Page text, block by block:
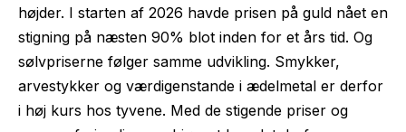
højder. I starten af 2026 havde prisen på guld nået en
stigning på næsten 90% blot inden for et års tid. Og
sølvpriserne følger samme udvikling. Smykker,
arvestykker og værdigenstande i ædelmetal er derfor
i høj kurs hos tyvene. Med de stigende priser og